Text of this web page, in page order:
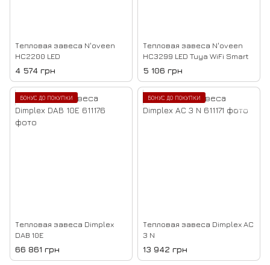
Тепловая завеса N'oveen
HC2200 LED
4 574 грн
Тепловая завеса N'oveen
HC3299 LED Tuya WiFi Smart
5 106 грн
БОНУС ДО ПОКУПКИ
Тепловая завеса Dimplex
DAB 10E
66 861 грн
БОНУС ДО ПОКУПКИ
Тепловая завеса Dimplex AC
3 N
13 942 грн